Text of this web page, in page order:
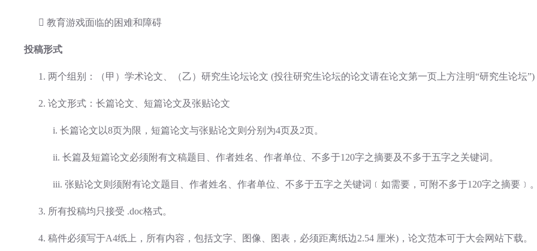
 教育游戏面临的困难和障碍
投稿形式
1. 两个组别：（甲）学术论文、（乙）研究生论坛论文 (投往研究生论坛的论文请在论文第一页上方注明“研究生论坛”)
2. 论文形式：长篇论文、短篇论文及张贴论文
i. 长篇论文以8页为限，短篇论文与张贴论文则分别为4页及2页。
ii. 长篇及短篇论文必须附有文稿题目、作者姓名、作者单位、不多于120字之摘要及不多于五字之关键词。
iii. 张贴论文则须附有论文题目、作者姓名、作者单位、不多于五字之关键词﹝如需要，可附不多于120字之摘要﹞
3. 所有投稿均只接受 .doc格式。
4. 稿件必须写于A4纸上，所有内容，包括文字、图像、图表，必须距离纸边2.54 厘米)，论文范本可于大会网站下载。